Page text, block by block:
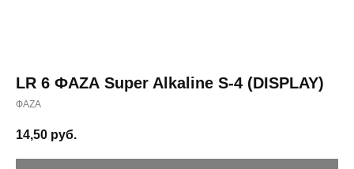
LR 6 ФАZА Super Alkaline S-4 (DISPLAY)
ФАZА
14,50 руб.